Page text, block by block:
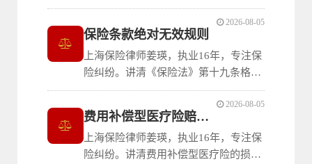
任的核心规则：意外险保险金不能冲抵
雇主赔偿责任、员工有权获得双重赔
偿、企业应投保雇主责任险而非仅投保
员工意外险才能转嫁用工风险。
保险条款绝对无效规则
上海保险律师姜瑛，执业16年，专注保
险纠纷。讲清《保险法》第十九条格式
条款绝对无效规则的严格适用条件：核
心给付条款不能主张无效、仅针对严重
背离公平的隐藏性义务条款，并以索赔
前置条件为例说明典型无效情形。
2026-08-05
费用补偿型医疗险赔付规则
上海保险律师姜瑛，执业16年，专注保
险纠纷。讲清费用补偿型医疗险的损失
2026-08-05